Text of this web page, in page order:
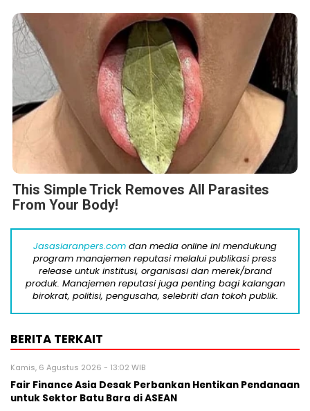
This Simple Trick Removes All Parasites
From Your Body!
Jasasiaranpers.com dan media online ini mendukung
program manajemen reputasi melalui publikasi press
release untuk institusi, organisasi dan merek/brand
produk. Manajemen reputasi juga penting bagi kalangan
birokrat, politisi, pengusaha, selebriti dan tokoh publik.
BERITA TERKAIT
Kamis, 6 Agustus 2026 - 13:02 WIB
Fair Finance Asia Desak Perbankan Hentikan Pendanaan
untuk Sektor Batu Bara di ASEAN